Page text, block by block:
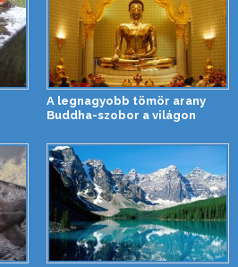
A legnagyobb tömör arany
Buddha-szobor a világon